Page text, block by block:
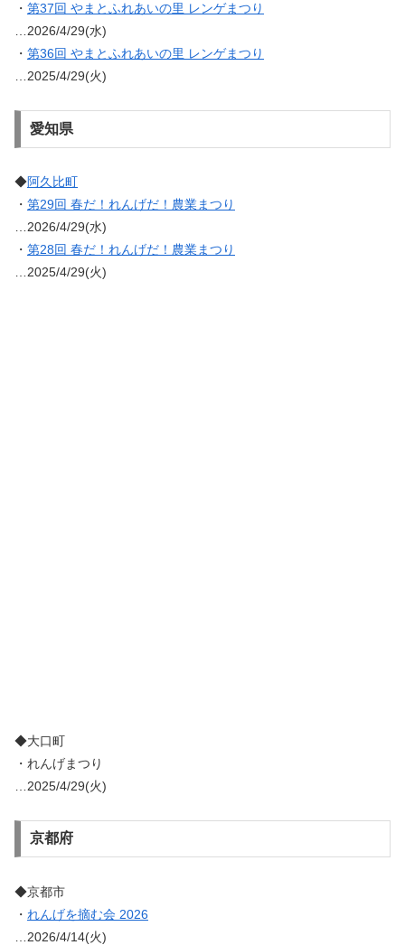
・ 第37回 やまとふれあいの里 レンゲまつり
…2026/4/29(水)
・ 第36回 やまとふれあいの里 レンゲまつり
…2025/4/29(火)
愛知県
◆阿久比町
・ 第29回 春だ！れんげだ！農業まつり
…2026/4/29(水)
・ 第28回 春だ！れんげだ！農業まつり
…2025/4/29(火)
◆大口町
・れんげまつり
…2025/4/29(火)
京都府
◆京都市
・ れんげを摘む会 2026
…2026/4/14(火)